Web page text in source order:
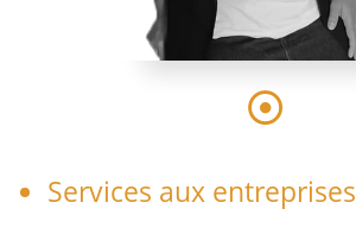
Services aux entreprises